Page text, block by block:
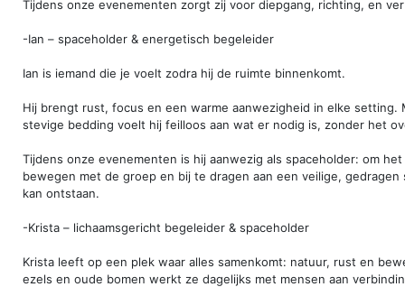
Tijdens onze evenementen zorgt zij voor diepgang, richting, en
-Ian – spaceholder & energetisch begeleider
Ian is iemand die je voelt zodra hij de ruimte binnenkomt.
Hij brengt rust, focus en een warme aanwezigheid in elke setting.
stevige bedding voelt hij feilloos aan wat er nodig is, zonder het
Tijdens onze evenementen is hij aanwezig als spaceholder: om
bewegen met de groep en bij te dragen aan een veilige,
kan ontstaan.
-Krista – lichaamsgericht begeleider & spaceholder
Krista leeft op een plek waar alles samenkomt: natuur, rust en
ezels en oude bomen werkt ze dagelijks met mensen aan